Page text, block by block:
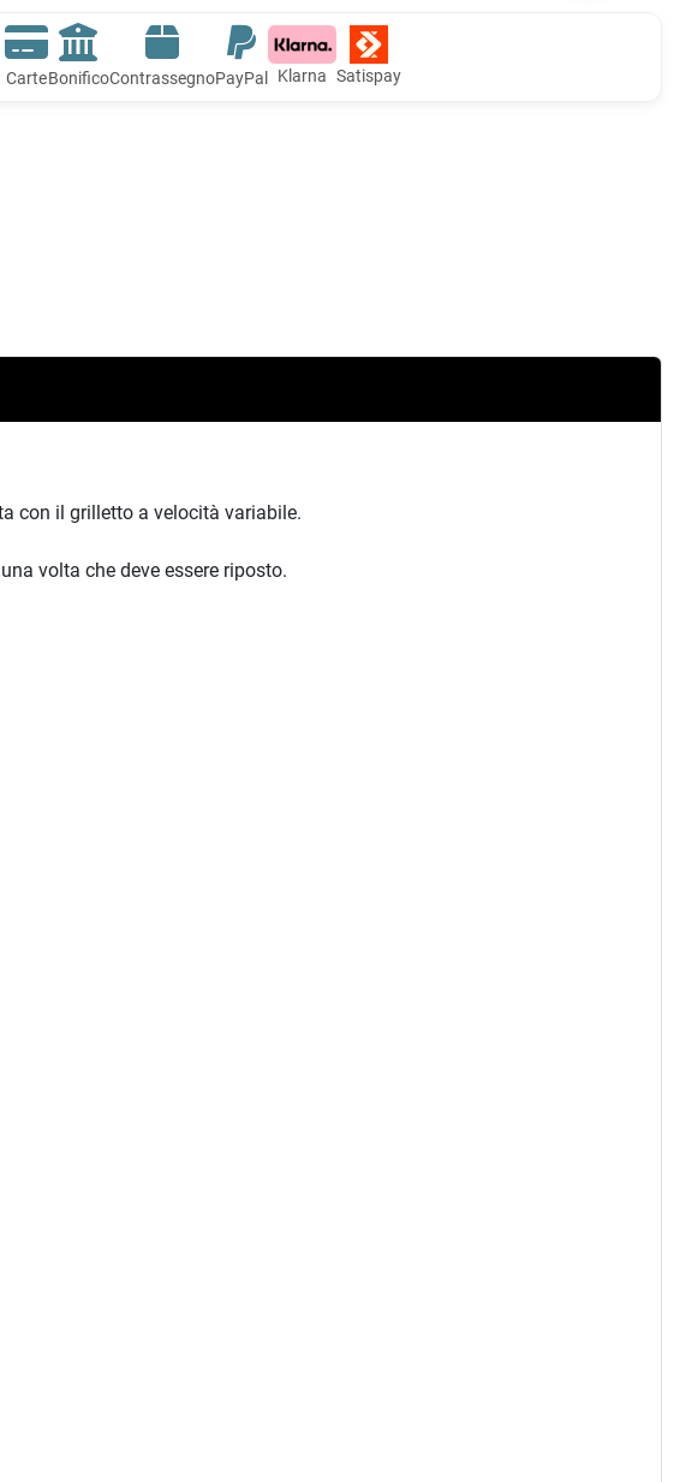
CarteBonificoContrassegnoPayPal Klarna Satispay
con il grilletto a velocità variabile.
volta che deve essere riposto.